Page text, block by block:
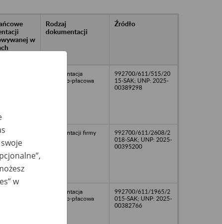
w
Rodzaj
dokumentacji
Źródło
dokumentacja
osobowo-płacowa
992700/611/515/20
15-SAK; UNP: 2025-
00389298
dokumentacji firmy
992700/611/2608/2
018-SAK; UNP: 2025-
00395200
dokumentacja
osobowo-płacowa
992700/611/1965/2
015-SAK; UNP: 2025-
00382766
w